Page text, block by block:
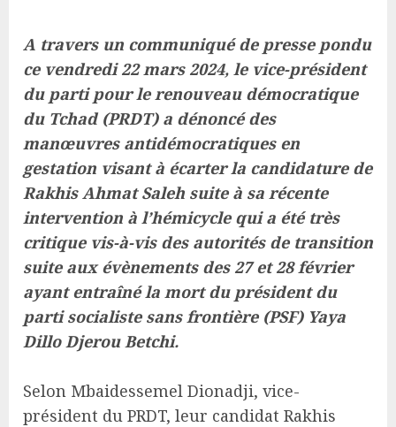
A travers un communiqué de presse pondu
ce vendredi 22 mars 2024, le vice-président
du parti pour le renouveau démocratique
du Tchad (PRDT) a dénoncé des
manœuvres antidémocratiques en
gestation visant à écarter la candidature de
Rakhis Ahmat Saleh suite à sa récente
intervention à l’hémicycle qui a été très
critique vis-à-vis des autorités de transition
suite aux évènements des 27 et 28 février
ayant entraîné la mort du président du
parti socialiste sans frontière (PSF) Yaya
Dillo Djerou Betchi.
Selon Mbaidessemel Dionadji, vice-
président du PRDT, leur candidat Rakhis